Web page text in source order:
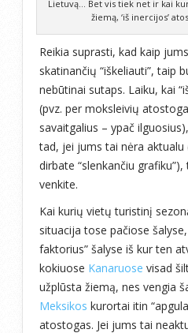
Lietuvą… Bet vis tiek net ir kai
žiemą, ‘iš inercijos’
Reikia suprasti, kad kaip
skatinančių “iškeliauti”, taip
nebūtinai sutaps. Laiku, kai
(pvz. per moksleivių
savaitgalius – ypač
tad, jei jums tai nėra aktualu
dirbate “slenkančiu
venkite.
Kai kurių vietų turistinį
situacija tose pačiose
faktorius” šalyse iš kur ten
kokiuose Kanaruose visad
užplūsta žiemą, nes vengia
Meksikos kurortai itin
atostogas. Jei jums tai